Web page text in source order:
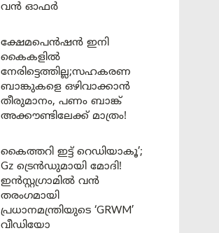
വൻ ഓഫർ
ക്ഷേമപെൻഷൻ ഇനി
കൈകളിൽ
നേരിട്ടെത്തില്ല;സഹകരണ
ബാങ്കുകളെ ഒഴിവാക്കാൻ
തീരുമാനം, പണം ബാങ്ക്
അക്കൗണ്ടിലേക്ക് മാത്രം!
കൈത്തറി ഇട്ട് റെഡിയാകൂ’;
Gz ട്രെൻഡുമായി മോദി!
ഇൻസ്റ്റഗ്രാമിൽ വൻ
തരംഗമായി
പ്രധാനമന്ത്രിയുടെ ‘GRWM’
വീഡിയോ